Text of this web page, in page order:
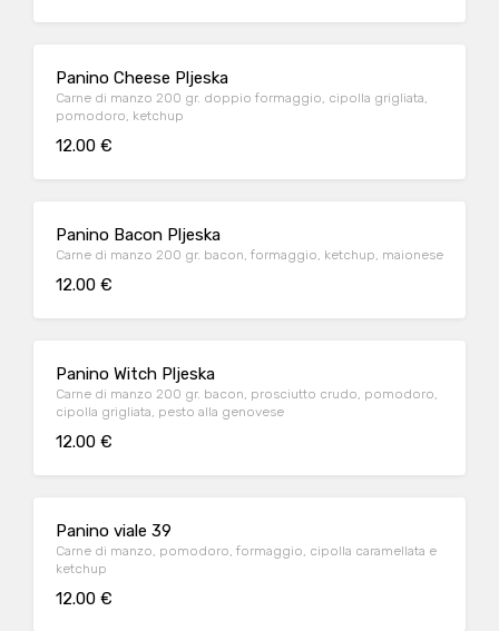
Panino Cheese Pljeska
Carne di manzo 200 gr. doppio formaggio, cipolla grigliata,
pomodoro, ketchup
12.00 €
Panino Bacon Pljeska
Carne di manzo 200 gr. bacon, formaggio, ketchup, maionese
12.00 €
Panino Witch Pljeska
Carne di manzo 200 gr. bacon, prosciutto crudo, pomodoro,
cipolla grigliata, pesto alla genovese
12.00 €
Panino viale 39
Carne di manzo, pomodoro, formaggio, cipolla caramellata e
ketchup
12.00 €